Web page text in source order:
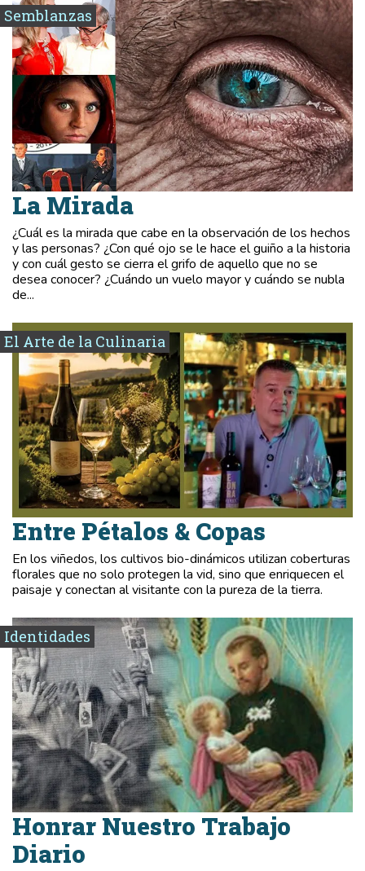
Semblanzas
La Mirada
¿Cuál es la mirada que cabe en la observación de los hechos
y las personas? ¿Con qué ojo se le hace el guiño a la historia
y con cuál gesto se cierra el grifo de aquello que no se
desea conocer? ¿Cuándo un vuelo mayor y cuándo se nubla
de...
El Arte de la Culinaria
Entre Pétalos & Copas
En los viñedos, los cultivos bio-dinámicos utilizan coberturas
florales que no solo protegen la vid, sino que enriquecen el
paisaje y conectan al visitante con la pureza de la tierra.
Identidades
Honrar Nuestro Trabajo
Diario